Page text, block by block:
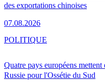
des exportations chinoises
07.08.2026
Quatre pays européens
Russie pour l'Ossétie du Sud
POLITIQUE